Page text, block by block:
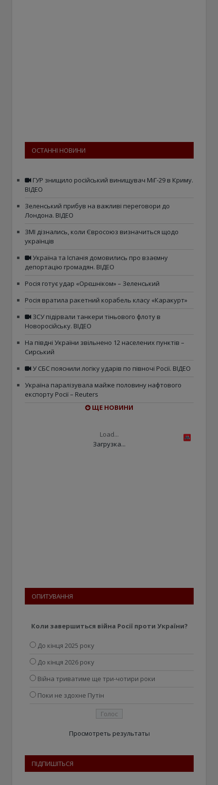
ОСТАННІ НОВИНИ
ГУР знищило російський винищувач МіГ-29 в Криму.
ВІДЕО
Зеленський прибув на важливі переговори до
Лондона. ВІДЕО
ЗМІ дізнались, коли Євросоюз визначиться щодо
українців
Україна та Іспанія домовились про взаємну
депортацію громадян. ВІДЕО
Росія готує удар «Орєшніком» – Зеленський
Росія вратила ракетний корабель класу «Каракурт»
ЗСУ підірвали танкери тіньового флоту в
Новоросійську. ВІДЕО
На півдні України звільнено 12 населених пунктів –
Сирський
У СБС пояснили логіку ударів по півночі Росії. ВІДЕО
Україна паралізувала майже половину нафтового
експорту Росії – Reuters
ЩЕ НОВИНИ
Load...
Загрузка...
ОПИТУВАННЯ
Коли завершиться війна Росії проти України?
До кінця 2025 року
До кінця 2026 року
Війна триватиме ще три-чотири роки
Поки не здохне Путін
Просмотреть результаты
ПІДПИШІТЬСЯ